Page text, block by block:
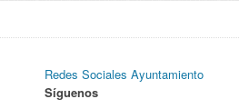
Redes Sociales Ayuntamiento
Síguenos